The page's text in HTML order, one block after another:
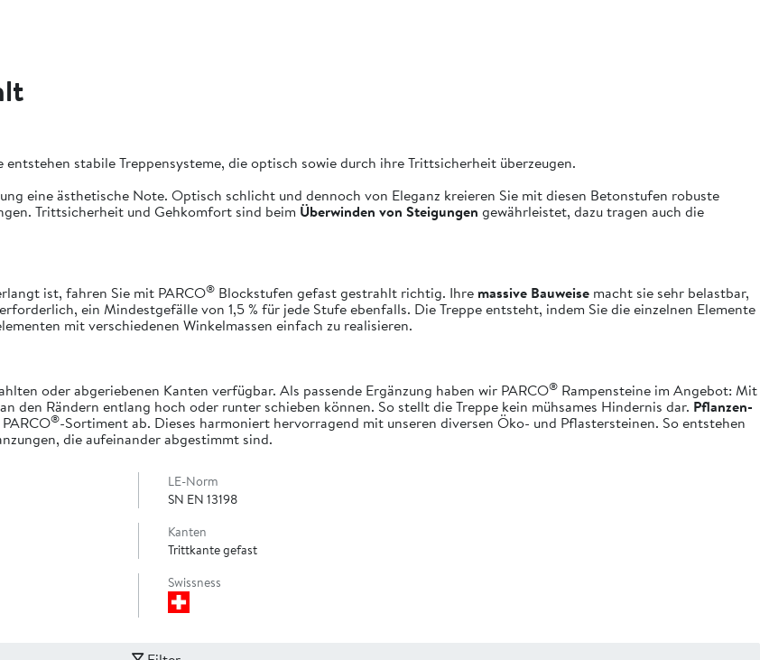
stabile Treppensysteme, die optisch sowie durch ihre Trittsicherheit überzeugen.
eine ästhetische Note. Optisch schlicht und dennoch von Eleganz kreieren Sie mit diesen Betonstufen robuste
Trittsicherheit und Gehkomfort sind beim Überwinden von Steigungen gewährleistet, dazu tragen auch die
ist, fahren Sie mit PARCO® Blockstufen gefast gestrahlt richtig. Ihre massive Bauweise macht sie sehr belastbar,
ein Mindestgefälle von 1,5 % für jede Stufe ebenfalls. Die Treppe entsteht, indem Sie die einzelnen Elemente
mit verschiedenen Winkelmassen einfach zu realisieren.
oder abgeriebenen Kanten verfügbar. Als passende Ergänzung haben wir PARCO® Rampensteine im Angebot: Mit
den Rändern entlang hoch oder runter schieben können. So stellt die Treppe kein mühsames Hindernis dar. Pflanzen-
®-Sortiment ab. Dieses harmoniert hervorragend mit unseren diversen Öko- und Pflastersteinen. So entstehen
die aufeinander abgestimmt sind.
LE-Norm
SN EN 13198
Kanten
Trittkante gefast
Swissness